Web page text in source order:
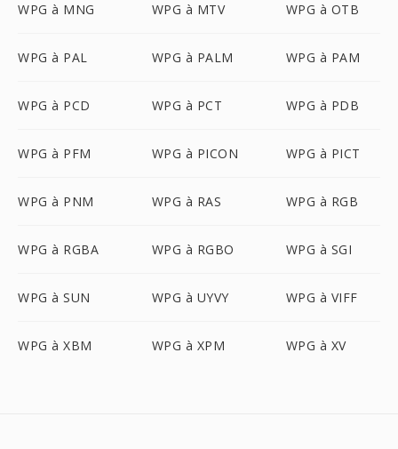
WPG à MNG WPG à MTV WPG à OTB
WPG à PAL WPG à PALM WPG à PAM
WPG à PCD WPG à PCT WPG à PDB
WPG à PFM WPG à PICON WPG à PICT
WPG à PNM WPG à RAS WPG à RGB
WPG à RGBA WPG à RGBO WPG à SGI
WPG à SUN WPG à UYVY WPG à VIFF
WPG à XBM WPG à XPM WPG à XV